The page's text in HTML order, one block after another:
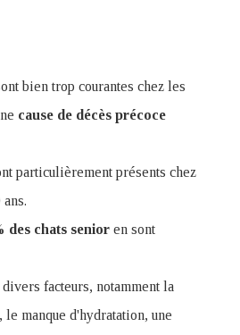
bien trop courantes chez les
cause de décès précoce
particulièrement présents chez
des chats senior en sont
facteurs, notamment la
manque d'hydratation, une